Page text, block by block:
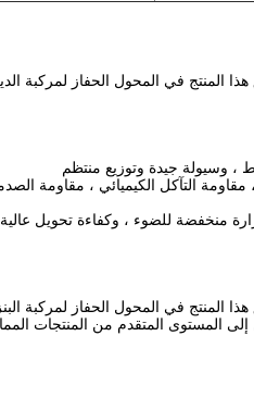
، وسيولة جيدة وتوزيع منتظم
مقاومة التآكل الكيميائي ، مقاومة
منخفضة للضوء ، وكفاءة تحويل عالية
المستوى المتقدم من المنتجات